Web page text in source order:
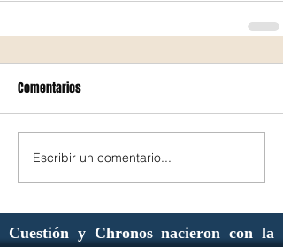
Comentarios
Escribir un comentario...
Cuestión y Chronos nacieron con la